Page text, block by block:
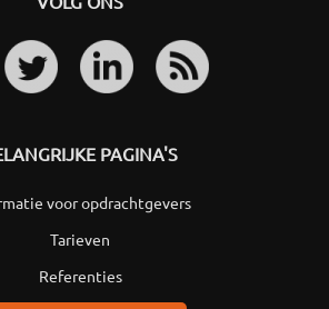
PAGINA'S
voor opdrachtgevers
Tarieven
Referenties